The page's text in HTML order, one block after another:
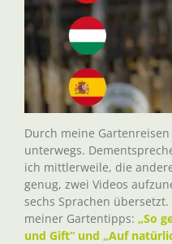
Durch meine
unterwegs.
ich mittlerweile, die
genug, zwei Videos
sechs Sprachen
meiner Gartentipps: „So
und Gift“ und „Auf